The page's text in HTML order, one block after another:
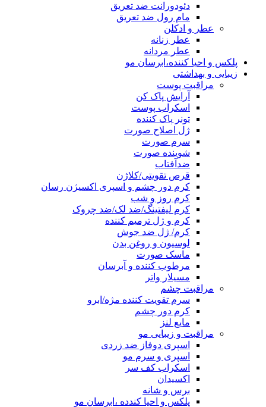
دئودورانت ضد تعریق
مام رول ضد تعریق
عطر و ادکلن
عطر زنانه
عطر مردانه
پلکس و احیا کننده،ابرسان مو
زیبایی و بهداشتی
مراقبت پوست
آرایش پاک کن
اسکراب پوست
تونر پاک کننده
ژل اصلاح صورت
سرم صورت
شوینده صورت
ضدآفتاب
قرص تقویتی/کلاژن
کرم دور چشم و اسپری اکسیژن رسان
کرم روز و شب
کرم لیفتینگ/ضد لک/ضد چروک
کرم و ژل ترمیم کننده
کرم/ ژل ضد جوش
لوسیون و روغن بدن
ماسک صورت
مرطوب کننده و آبرسان
مسیلار واتر
مراقبت چشم
سرم تقویت کننده مژه/ابرو
کرم دور چشم
مایع لنز
مراقبت و زیبایی مو
اسپری دوفاز ضد زردی
اسپری و سرم مو
اسکراب کف سر
اکسیدان
برس و شانه
پلکس و احیا کندده ،ابرسان مو